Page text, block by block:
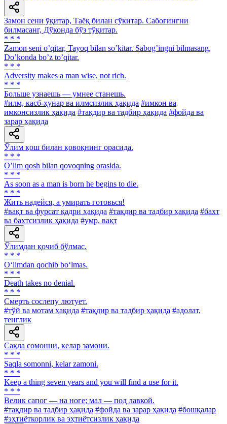
Замон сени ўқитар, Таёқ билан сўкитар. Сабоғингни
билмасанг, Дўконда бўз тўқитар.
* * *
Zamon seni oʼqitar, Tayoq bilan soʼkitar. Sabogʼingni bilmasang,
Doʼkonda boʼz toʼqitar.
* * *
Adversity makes a man wise, not rich.
* * *
Больше узнаешь — умнее станешь.
#илм, касб-ҳунар ва илмсизлик ҳақида #имкон ва
имконсизлик ҳақида #тақдир ва тадбир ҳақида #фойда ва
зарар ҳақида
Ўлим қош билан қовоқнинг орасида.
* * *
Oʼlim qosh bilan qovoqning orasida.
* * *
As soon as a man is born he begins to die.
* * *
Жить надейся, а умирать готовься!
#вақт ва фурсат қадри ҳақида #тақдир ва тадбир ҳақида #бахт
ва бахтсизлик ҳақида #умр, вақт
Ўлимдан қочиб бўлмас.
* * *
O‘limdan qochib bo‘lmas.
* * *
Death takes no denial.
* * *
Смерть сослепу лютует.
#тўй ва мотам ҳақида #тақдир ва тадбир ҳақида #адолат,
тенглик
Сақла сомонни, келар замони.
* * *
Saqla somonni, kelar zamoni.
* * *
Keep a thing seven years and you will find a use for it.
* * *
Велик сапог — на ноге; мал — под лавкой.
#тақдир ва тадбир ҳақида #фойда ва зарар ҳақида #бошқалар
#эҳтиёткорлик ва эҳтиётсизлик ҳақида